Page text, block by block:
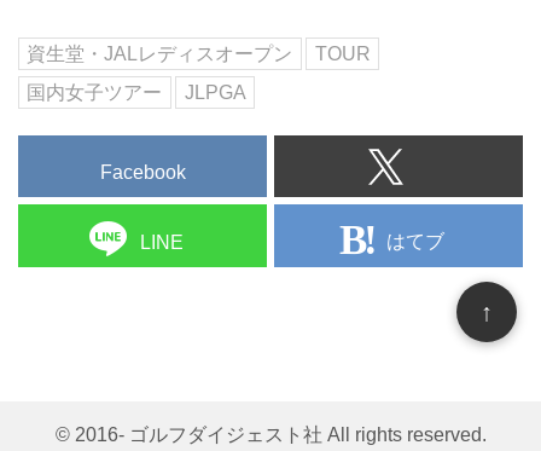
資生堂・JALレディスオープン
TOUR
国内女子ツアー
JLPGA
Facebook
LINE はてブ
© 2016- ゴルフダイジェスト社 All rights reserved.
↑